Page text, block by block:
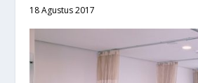
18 Agustus 2017